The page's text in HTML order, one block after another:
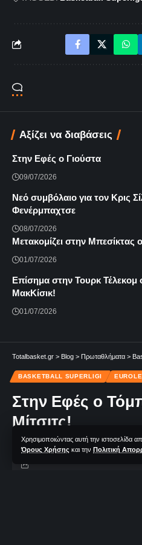
Χρησιμοποιώντας αυτή την ιστοσελίδα
Όρους Χρήσης και την Πολιτική
Αξίζει να διαβάσεις
Στην Εφές ο Γιούστα
09/07/2026
Νεό συμβόλαιο για τον Κρις
Φενέρμπαχτσε
08/07/2026
Μετακομίζει στην Μπεσίκτας
01/07/2026
Επίσημα στην Τουρκ Τέλεκομ
ΜακΚίσικ!
01/07/2026
Totalbasket.gr > Blog > Πρωταθλήματα >
BASKETBALL SUPERLIGI
Στην Εφές ο
Μίτσιτς!